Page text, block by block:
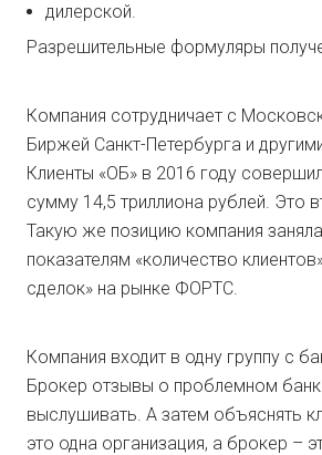
дилерской.
Разрешительные формуляры
Компания сотрудничает с
Биржей Санкт-Петербурга и
Клиенты «ОБ» в 2016 году
сумму 14,5 триллиона рублей. Это
Такую же позицию компания
показателям «количество
сделок» на рынке ФОРТС.
Компания входит в одну группу с
Брокер отзывы о проблемном
выслушивать. А затем объяснять
это одна организация, а брокер –